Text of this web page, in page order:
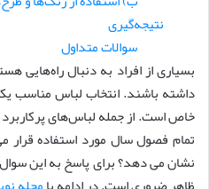
نتیجه‌گیری
سوالات متداول
بسیاری از افراد به دنبال راه‌هایی
داشته باشند. انتخاب لباس مناسب
خاص است. از جمله لباس‌های پرکاربرد
تمام فصول سال مورد استفاده قرار
نشان می دهد؟ برای پاسخ به این